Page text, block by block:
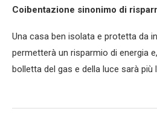
Coibentazione sinonimo di
Una casa ben isolata e protetta da
permetterà un risparmio di energia
bolletta del gas e della luce sarà più